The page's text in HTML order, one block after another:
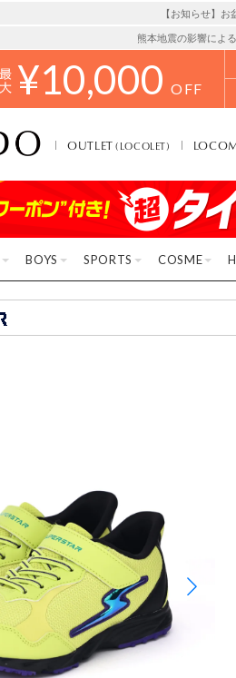
【お知らせ】
熊本地震の影響によ
¥10,000 OFF
OUTLET(LOCOLET)
BOYS SPORTS COSME